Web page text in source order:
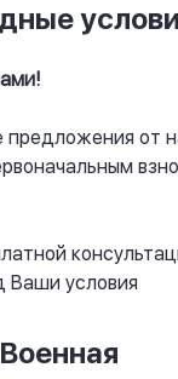
предложения от
Ваши условия
Военная